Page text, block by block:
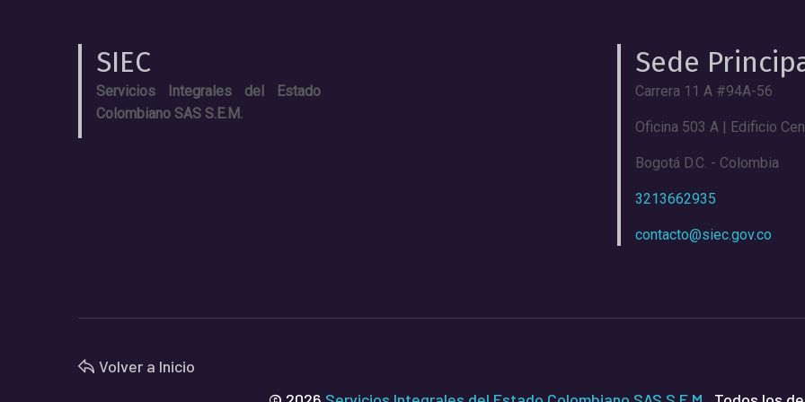
SIEC
Servicios Integrales del Estado
Colombiano SAS S.E.M.
Sede
Carrera 11 A #94A-56
Oficina 503 A | Edificio
Bogotá D.C. - Colombia
3213662935
contacto@siec.gov.co
Volver a Inicio